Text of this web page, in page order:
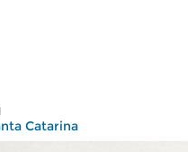
Catarina